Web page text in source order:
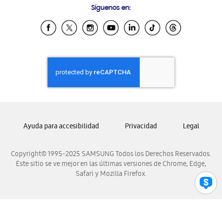
Samsung Ecuador
Samsung El Salvador
Samsung Honduras
Samsung Nicaragua
Samsung Panamá
Samsung Venezuela
Síguenos en:
Copyright© 1995-2025 SAMSUNG Todos los Derechos Reservados.
Este sitio se ve mejor en las últimas versiones de Chrome, Edge,
Safari y Mozilla Firefox.
Ayuda para accesibilidad Privacidad Legal